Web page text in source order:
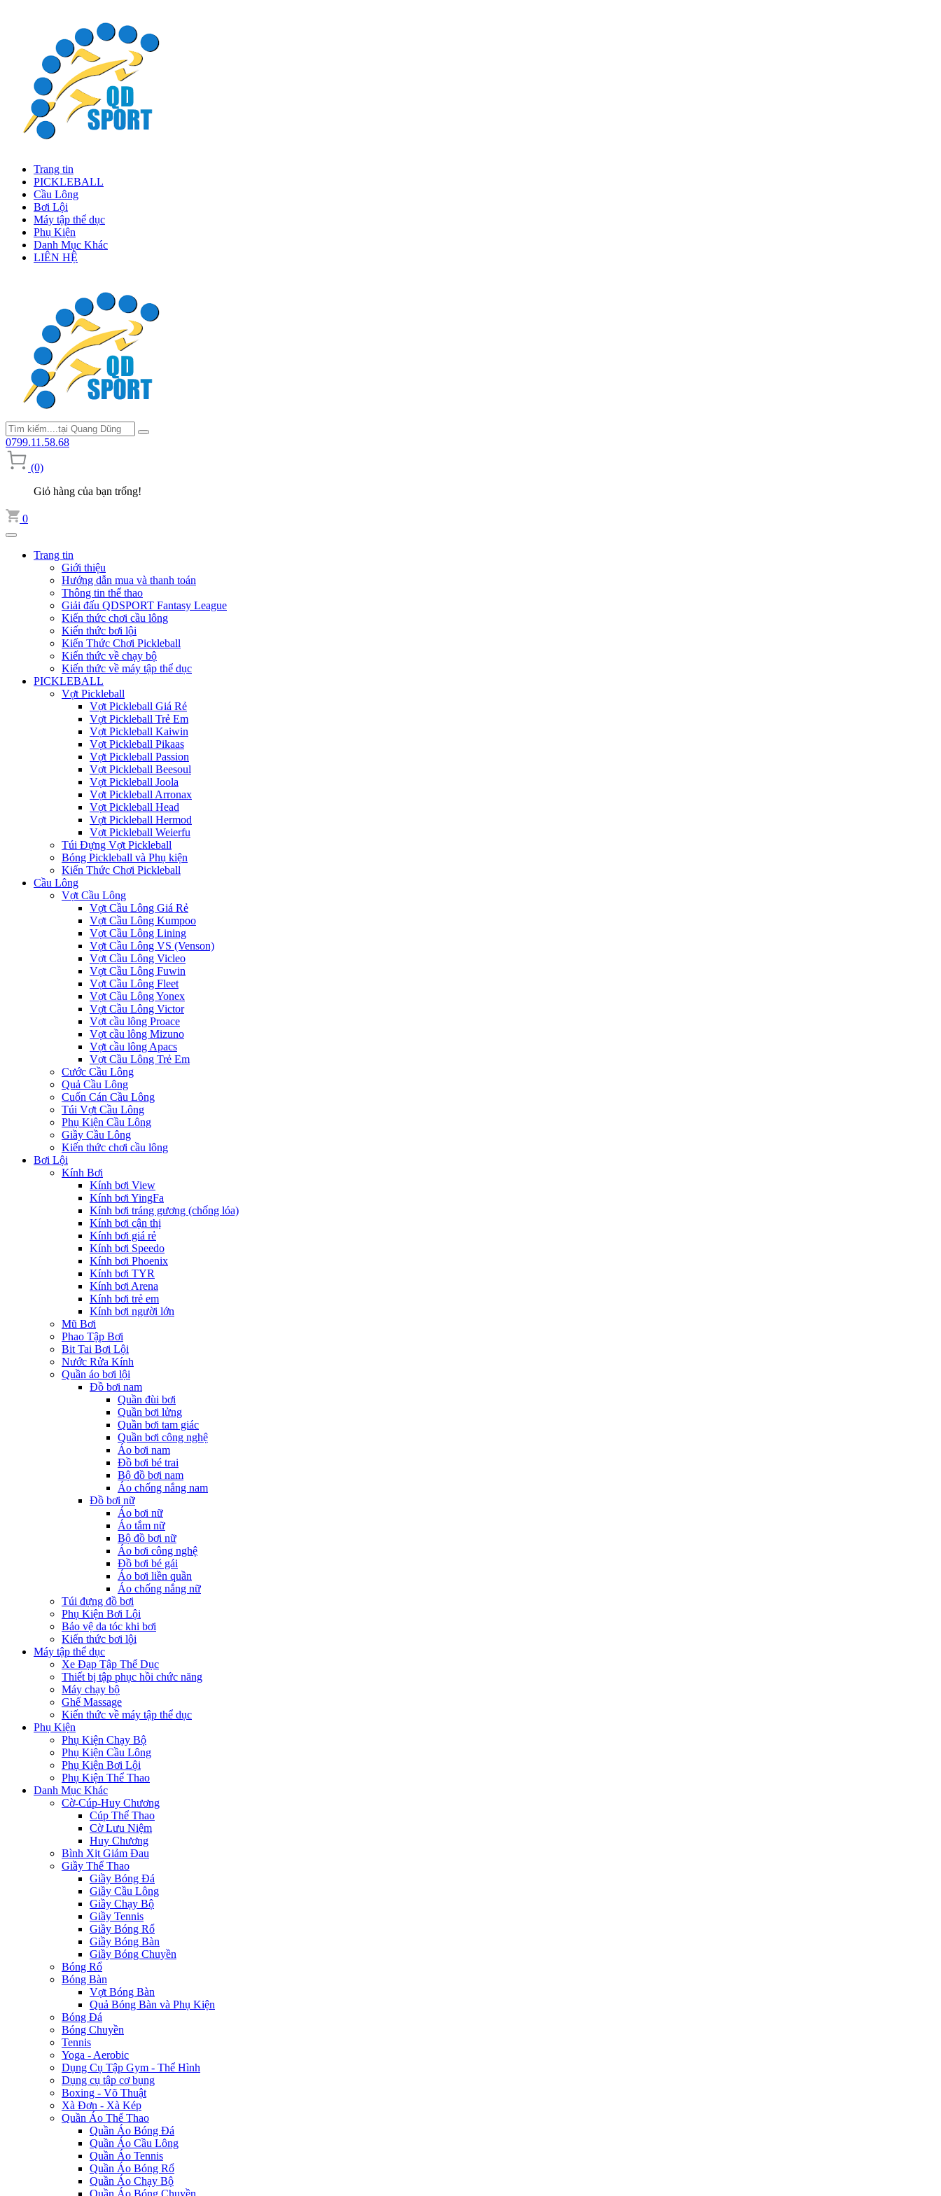
Trang tin
PICKLEBALL
Cầu Lông
Bơi Lội
Máy tập thể dục
Phụ Kiện
Danh Mục Khác
LIÊN HỆ
0799.11.58.68
(0)
Giỏ hàng của bạn trống!
0
Trang tin
Giới thiệu
Hướng dẫn mua và thanh toán
Thông tin thể thao
Giải đấu QDSPORT Fantasy League
Kiến thức chơi cầu lông
Kiến thức bơi lội
Kiến Thức Chơi Pickleball
Kiến thức về chạy bộ
Kiến thức về máy tập thể dục
PICKLEBALL
Vợt Pickleball
Vợt Pickleball Giá Rẻ
Vợt Pickleball Trẻ Em
Vợt Pickleball Kaiwin
Vợt Pickleball Pikaas
Vợt Pickleball Passion
Vợt Pickleball Beesoul
Vợt Pickleball Joola
Vợt Pickleball Arronax
Vợt Pickleball Head
Vợt Pickleball Hermod
Vợt Pickleball Weierfu
Túi Đựng Vợt Pickleball
Bóng Pickleball và Phụ kiện
Kiến Thức Chơi Pickleball
Cầu Lông
Vợt Cầu Lông
Vợt Cầu Lông Giá Rẻ
Vợt Cầu Lông Kumpoo
Vợt Cầu Lông Lining
Vợt Cầu Lông VS (Venson)
Vợt Cầu Lông Vicleo
Vợt Cầu Lông Fuwin
Vợt Cầu Lông Fleet
Vợt Cầu Lông Yonex
Vợt Cầu Lông Victor
Vợt cầu lông Proace
Vợt cầu lông Mizuno
Vợt cầu lông Apacs
Vợt Cầu Lông Trẻ Em
Cước Cầu Lông
Quả Cầu Lông
Cuốn Cán Cầu Lông
Túi Vợt Cầu Lông
Phụ Kiện Cầu Lông
Giầy Cầu Lông
Kiến thức chơi cầu lông
Bơi Lội
Kính Bơi
Kính bơi View
Kính bơi YingFa
Kính bơi tráng gương (chống lóa)
Kính bơi cận thị
Kính bơi giá rẻ
Kính bơi Speedo
Kính bơi Phoenix
Kính bơi TYR
Kính bơi Arena
Kính bơi trẻ em
Kính bơi người lớn
Mũ Bơi
Phao Tập Bơi
Bit Tai Bơi Lội
Nước Rửa Kính
Quần áo bơi lội
Đồ bơi nam
Quần đùi bơi
Quần bơi lửng
Quần bơi tam giác
Quần bơi công nghệ
Áo bơi nam
Đồ bơi bé trai
Bộ đồ bơi nam
Áo chống nắng nam
Đồ bơi nữ
Áo bơi nữ
Áo tắm nữ
Bộ đồ bơi nữ
Áo bơi công nghệ
Đồ bơi bé gái
Áo bơi liền quần
Áo chống nắng nữ
Túi đựng đồ bơi
Phụ Kiện Bơi Lội
Bảo vệ da tóc khi bơi
Kiến thức bơi lội
Máy tập thể dục
Xe Đạp Tập Thể Dục
Thiết bị tập phục hồi chức năng
Máy chạy bộ
Ghế Massage
Kiến thức về máy tập thể dục
Phụ Kiện
Phụ Kiện Chạy Bộ
Phụ Kiện Cầu Lông
Phụ Kiện Bơi Lội
Phụ Kiện Thể Thao
Danh Mục Khác
Cờ-Cúp-Huy Chương
Cúp Thể Thao
Cờ Lưu Niệm
Huy Chương
Bình Xịt Giảm Đau
Giầy Thể Thao
Giầy Bóng Đá
Giầy Cầu Lông
Giầy Chạy Bộ
Giầy Tennis
Giầy Bóng Rổ
Giầy Bóng Bàn
Giầy Bóng Chuyền
Bóng Rổ
Bóng Bàn
Vợt Bóng Bàn
Quả Bóng Bàn và Phụ Kiện
Bóng Đá
Bóng Chuyền
Tennis
Yoga - Aerobic
Dụng Cụ Tập Gym - Thể Hình
Dụng cụ tập cơ bụng
Boxing - Võ Thuật
Xà Đơn - Xà Kép
Quần Áo Thể Thao
Quần Áo Bóng Đá
Quần Áo Cầu Lông
Quần Áo Tennis
Quần Áo Bóng Rổ
Quần Áo Chạy Bộ
Quần Áo Bóng Chuyền